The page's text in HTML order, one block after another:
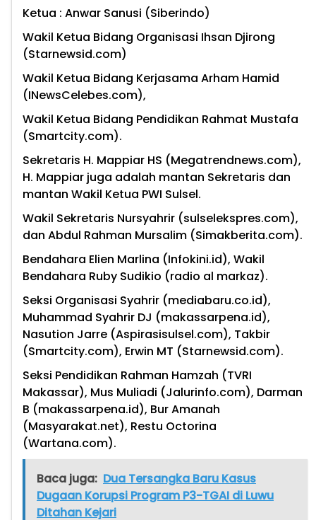
Ketua : Anwar Sanusi (Siberindo)
Wakil Ketua Bidang Organisasi Ihsan Djirong
(Starnewsid.com)
Wakil Ketua Bidang Kerjasama Arham Hamid
(INewsCelebes.com),
Wakil Ketua Bidang Pendidikan Rahmat Mustafa
(Smartcity.com).
Sekretaris H. Mappiar HS (Megatrendnews.com),
H. Mappiar juga adalah mantan Sekretaris dan
mantan Wakil Ketua PWI Sulsel.
Wakil Sekretaris Nursyahrir (sulselekspres.com),
dan Abdul Rahman Mursalim (Simakberita.com).
Bendahara Elien Marlina (Infokini.id), Wakil
Bendahara Ruby Sudikio (radio al markaz).
Seksi Organisasi Syahrir (mediabaru.co.id),
Muhammad Syahrir DJ (makassarpena.id),
Nasution Jarre (Aspirasisulsel.com), Takbir
(Smartcity.com), Erwin MT (Starnewsid.com).
Seksi Pendidikan Rahman Hamzah (TVRI
Makassar), Mus Muliadi (Jalurinfo.com), Darman
B (makassarpena.id), Bur Amanah
(Masyarakat.net), Restu Octorina
(Wartana.com).
Baca juga: Dua Tersangka Baru Kasus
Dugaan Korupsi Program P3-TGAI di Luwu
Ditahan Kejari